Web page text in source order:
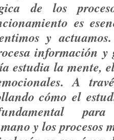
de los
es
y
información y
estudia la mente,
A
cómo el
y los procesos